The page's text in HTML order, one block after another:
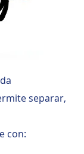
separar,
con: